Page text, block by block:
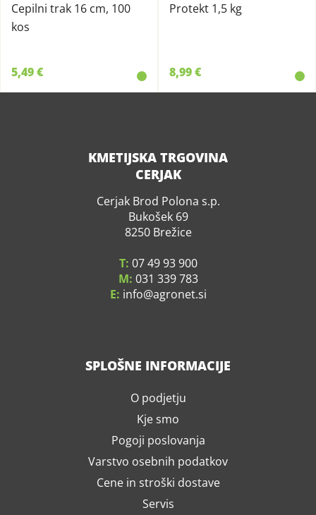
Cepilni trak 16 cm, 100
kos
5,49 €
Protekt 1,5 kg
8,99 €
KMETIJSKA TRGOVINA
CERJAK
Cerjak Brod Polona s.p.
Bukošek 69
8250 Brežice
T: 07 49 93 900
M: 031 339 783
E: info agronet.si
SPLOŠNE INFORMACIJE
O podjetju
Kje smo
Pogoji poslovanja
Varstvo osebnih podatkov
Cene in stroški dostave
Servis